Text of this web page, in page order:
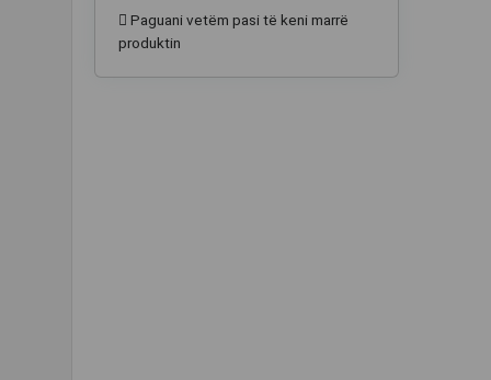
Paguani vetëm pasi të keni marrë
produktin